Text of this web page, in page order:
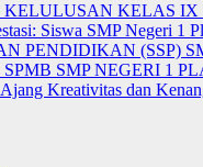
KELAS IX
Siswa SMP Negeri 1
PENDIDIKAN (SSP)
SMP NEGERI 1
Kreativitas dan